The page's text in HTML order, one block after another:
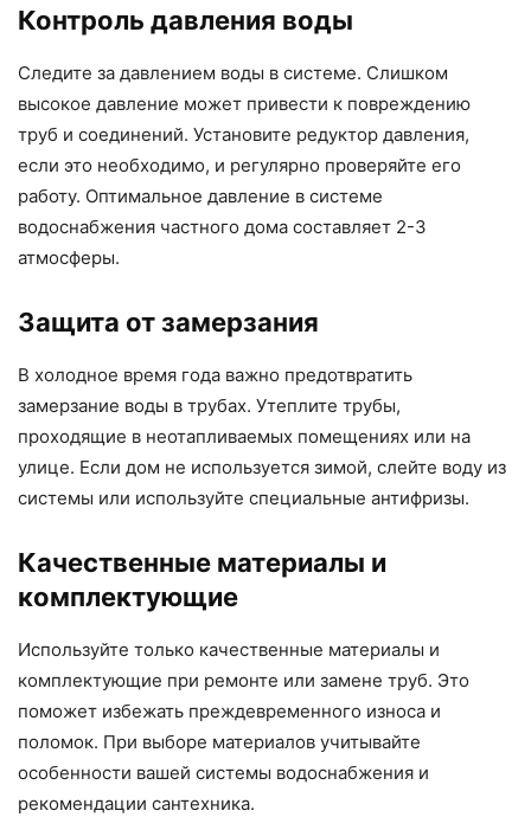
Контроль давления воды
Следите за давлением воды в системе. Слишком
высокое давление может привести к повреждению
труб и соединений. Установите редуктор давления,
если это необходимо, и регулярно проверяйте его
работу. Оптимальное давление в системе
водоснабжения частного дома составляет 2-3
атмосферы.
Защита от замерзания
В холодное время года важно предотвратить
замерзание воды в трубах. Утеплите трубы,
проходящие в неотапливаемых помещениях или на
улице. Если дом не используется зимой, слейте воду из
системы или используйте специальные антифризы.
Качественные материалы и
комплектующие
Используйте только качественные материалы и
комплектующие при ремонте или замене труб. Это
поможет избежать преждевременного износа и
поломок. При выборе материалов учитывайте
особенности вашей системы водоснабжения и
рекомендации сантехника.